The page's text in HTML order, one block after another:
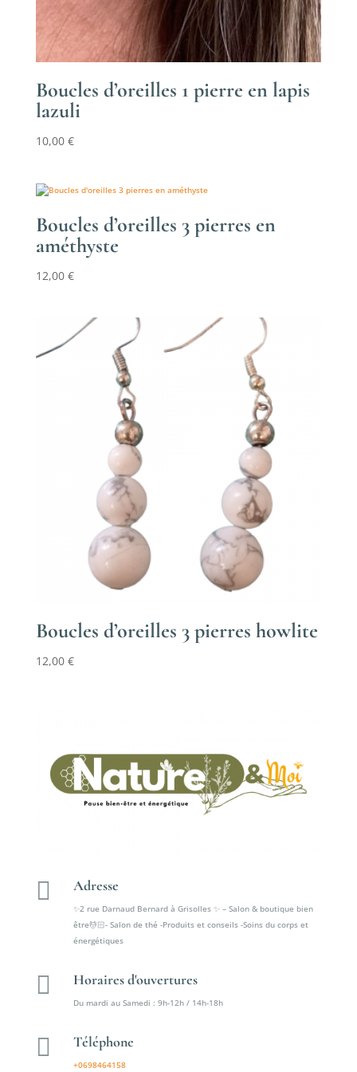
Boucles d’oreilles 1 pierre en lapis
lazuli
10,00 €
Boucles d’oreilles 3 pierres en
améthyste
12,00 €
Boucles d’oreilles 3 pierres howlite
12,00 €
 Adresse
✨2 rue Darnaud Bernard à Grisolles ✨ – Salon & boutique bien
être💆🏻- Salon de thé -Produits et conseils -Soins du corps et
énergétiques
 Horaires d'ouvertures
Du mardi au Samedi : 9h-12h / 14h-18h
 Téléphone
+0698464158